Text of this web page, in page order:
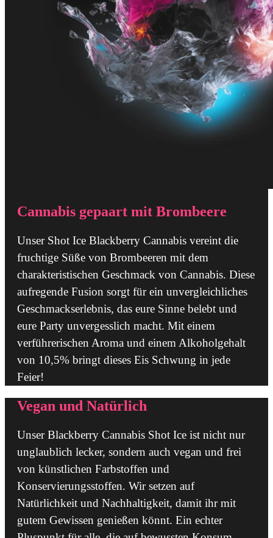
Cannabis gepaart mit Brombeere
Unser Shot Ice Blackberry Cannabis vereint die
fruchtige Süße von Brombeeren mit dem
charakteristischen Geschmack von Cannabis. Diese
aufregende Fusion sorgt für ein unvergleichliches
Geschmackserlebnis, das eure Sinne belebt und
eure Party unvergesslich macht. Mit einem
verführerischen Aroma und einem Alkoholgehalt
von 10,5% bringt dieses Eis Schwung in jede
Feier!
Vegan und Natürlich
Unser Blackberry Cannabis Shot Ice ist nicht nur
unglaublich lecker, sondern auch vegan und frei
von künstlichen Farbstoffen und
Konservierungsstoffen. Wir setzen auf
Natürlichkeit und Nachhaltigkeit, damit ihr mit
gutem Gewissen genießen könnt. Ein echter